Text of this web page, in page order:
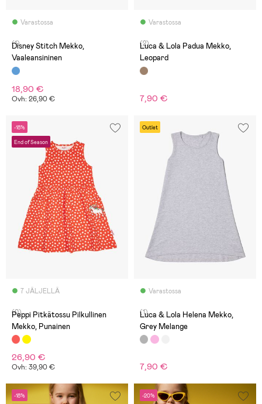
Varastossa
(1)
Disney Stitch Mekko,
Vaaleansininen
18,90 €
Ovh: 26,90 €
Varastossa
(2)
Luca & Lola Padua Mekko,
Leopard
7,90 €
-18%
End of Season
7 JÄLJELLÄ
(0)
Peppi Pitkätossu Pilkullinen
Mekko, Punainen
26,90 €
Ovh: 39,90 €
Outlet
Varastossa
(1)
Luca & Lola Helena Mekko,
Grey Melange
7,90 €
-18% -20%